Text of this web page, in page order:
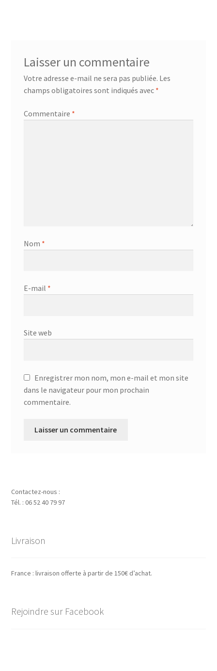
Laisser un commentaire
Votre adresse e-mail ne sera pas publiée. Les
champs obligatoires sont indiqués avec *
Commentaire *
Nom *
E-mail *
Site web
Enregistrer mon nom, mon e-mail et mon site
dans le navigateur pour mon prochain
commentaire.
Contactez-nous :
Tél. : 06 52 40 79 97
Livraison
France : livraison offerte à partir de 150€ d’achat.
Rejoindre sur Facebook